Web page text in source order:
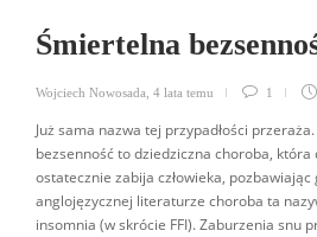
Śmiertelna
Wojciech Nowosada, 4 lata temu 1
Już sama nazwa tej przypadłości
bezsenność to dziedziczna choroba,
ostatecznie zabija człowieka,
anglojęzycznej literaturze choroba ta
insomnia (w skrócie FFI). Zaburzenia snu